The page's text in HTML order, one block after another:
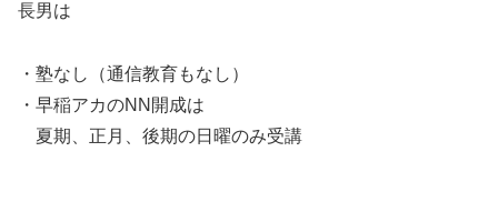
長男は
・塾なし（通信教育もなし）
・早稲アカのNN開成は
夏期、正月、後期の日曜のみ受講